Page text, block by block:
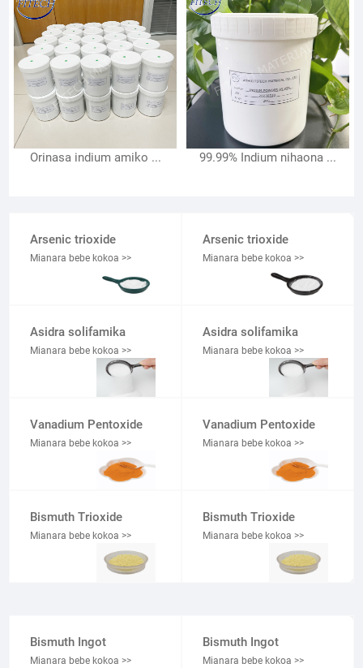
Orinasa indium amiko ... 99.99% Indium nihaona ...
Arsenic trioxide
Mianara bebe kokoa >>
Arsenic trioxide
Mianara bebe kokoa >>
Asidra solifamika
Mianara bebe kokoa >>
Asidra solifamika
Mianara bebe kokoa >>
Vanadium Pentoxide
Mianara bebe kokoa >>
Vanadium Pentoxide
Mianara bebe kokoa >>
Bismuth Trioxide
Mianara bebe kokoa >>
Bismuth Trioxide
Mianara bebe kokoa >>
Bismuth Ingot
Mianara bebe kokoa >>
Bismuth Ingot
Mianara bebe kokoa >>